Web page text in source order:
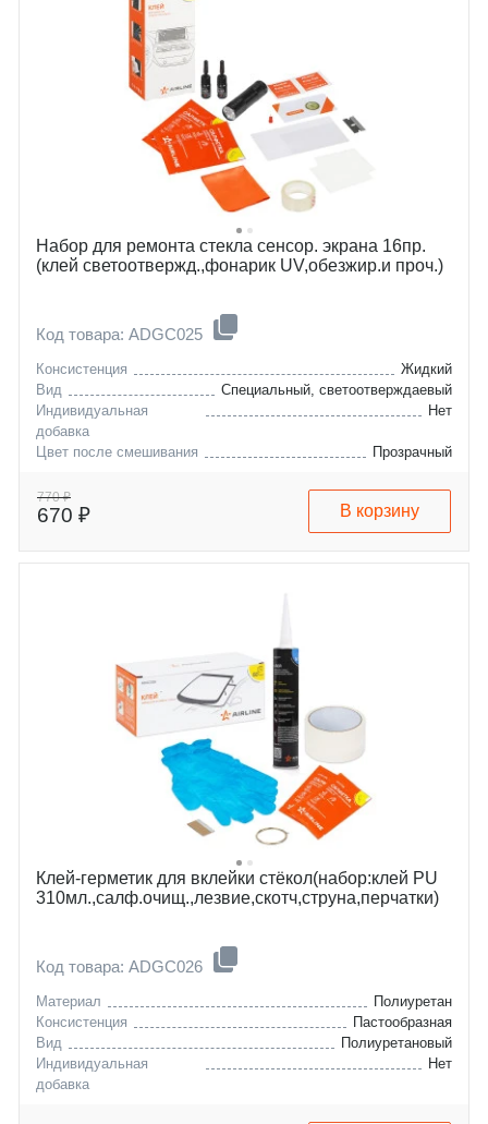
Набор для ремонта стекла сенсор. экрана 16пр.
(клей светоотвержд.,фонарик UV,обезжир.и проч.)
Код товара: ADGC025
Консистенция
Жидкий
Вид
Специальный, светоотверждаевый
Индивидуальная
добавка
Нет
Цвет после смешивания Прозрачный
770 ₽
670 ₽ В корзину
Клей-герметик для вклейки стёкол(набор:клей PU
310мл.,салф.очищ.,лезвие,скотч,струна,перчатки)
Код товара: ADGC026
Материал
Полиуретан
Консистенция
Пастообразная
Вид
Полиуретановый
Индивидуальная
добавка
Нет